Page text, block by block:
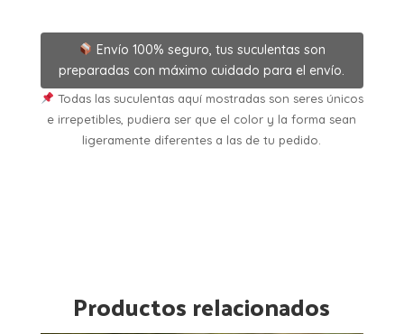
Envío 100% seguro, tus suculentas son
preparadas con máximo cuidado para el envío.
Todas las suculentas aquí mostradas son seres únicos
e irrepetibles, pudiera ser que el color y la forma sean
ligeramente diferentes a las de tu pedido.
Productos relacionados